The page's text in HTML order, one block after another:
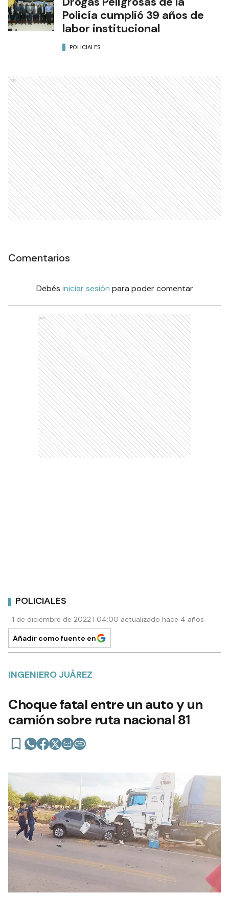
Policía cumplió 39 años de
labor institucional
POLICIALES
Ads
Comentarios
Debés iniciar sesión para poder comentar
Ads
POLICIALES
1 de diciembre de 2022 | 04:00 actualizado hace 4 años
Añadir como fuente en
INGENIERO JUÁREZ
Choque fatal entre un auto y un
camión sobre ruta nacional 81